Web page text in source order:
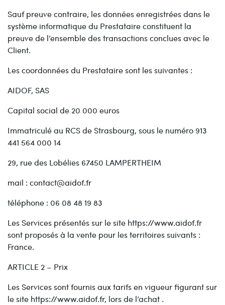
Sauf preuve contraire, les données enregistrées dans le
système informatique du Prestataire constituent la
preuve de l’ensemble des transactions conclues avec le
Client.
Les coordonnées du Prestataire sont les suivantes :
AIDOF, SAS
Capital social de 20 000 euros
Immatriculé au RCS de Strasbourg, sous le numéro 913
441 564 000 14
29, rue des Lobélies 67450 LAMPERTHEIM
mail : contact@aidof.fr
téléphone : 06 08 48 19 83
Les Services présentés sur le site https://www.aidof.fr
sont proposés à la vente pour les territoires suivants :
France.
ARTICLE 2 – Prix
Les Services sont fournis aux tarifs en vigueur figurant sur
le site https://www.aidof.fr, lors de l’achat .